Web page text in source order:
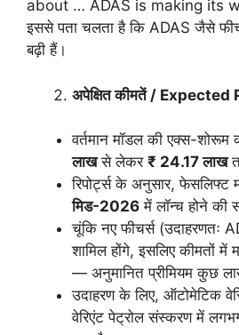
about … ADAS is making its
इससे पता चलता है कि ADAS जैसे
बढ़ी हैं।
अपेक्षितकीमतें / Expected
वर्तमान मॉडल की एक्स-
लाखसे लेकर ₹ 24.17लाख
रिपोर्ट्स के अनुसार, फेसलिफ्ट
मिड-2026 में लॉन्च होने की
चूंकि नए फीचर्स (उदाहरणतः
शामिल होंगे, इसलिए कीमतों में
— अनुमानित प्रीमियम कुछ
उदाहरण के लिए, ऑटोमेटिक
वेरिएंट पेट्रोल संस्करण में